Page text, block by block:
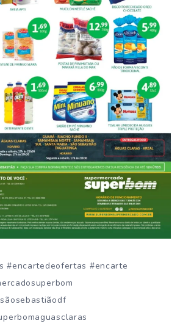
#encartedeofertas #encarte